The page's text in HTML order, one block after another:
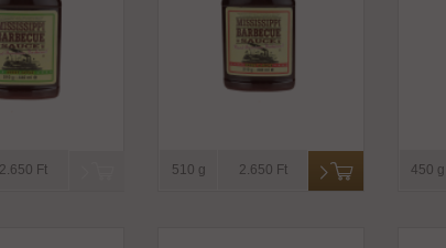
2.650 Ft 510 g 2.650 Ft 450 g